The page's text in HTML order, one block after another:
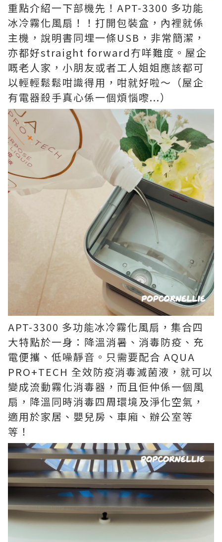
重點介紹一下部機先！APT-3300 多功能
冰冷霧化風扇！！打開包裝盒，內裡就係
主機，說明書同埋一條USB，非常簡潔，
亦都好straight forward冇咩難度。屋企
嘅老人家，小朋友或者工人姐姐應該都可
以輕輕鬆鬆咁識得用，咁就好啦～（屋企
有電器殺手真心係一個煩惱嚟...）
APT-3300 多功能冰冷霧化風扇，集合四
大特點於一身：降溫消暑、消毒防疫、充
電便攜、低噪靜音。只需要配合 AQUA
PRO+TECH 全效防疫消毒滅菌液，就可以
變成流動霧化消毒器，而且佢仲係一個風
扇，降溫同時消毒四周環境及淨化空氣，
適用於家居、嬰兒房、車廂、辦公室等
等！